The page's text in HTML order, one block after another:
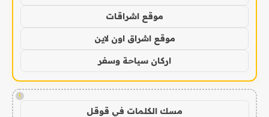
موقع اشراقات
موقع اشراق اون لاين
اركان سياحة وسفر
!
مسك الكلمات في قوقل